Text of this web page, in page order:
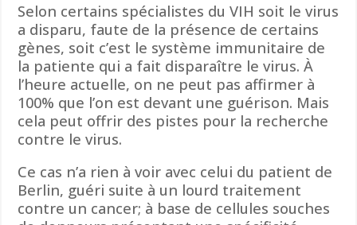
Selon certains spécialistes du VIH soit le virus
a disparu, faute de la présence de certains
gènes, soit c’est le système immunitaire de
la patiente qui a fait disparaître le virus. À
l’heure actuelle, on ne peut pas affirmer à
100% que l’on est devant une guérison. Mais
cela peut offrir des pistes pour la recherche
contre le virus.
Ce cas n’a rien à voir avec celui du patient de
Berlin, guéri suite à un lourd traitement
contre un cancer; à base de cellules souches